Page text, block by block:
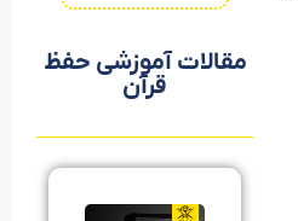
مقالات آموزشی حفظ
قرآن